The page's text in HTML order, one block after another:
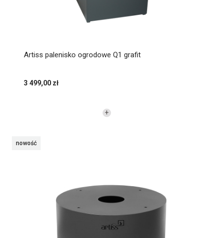
Artiss palenisko ogrodowe Q1 grafit
3 499,00 zł
nowość